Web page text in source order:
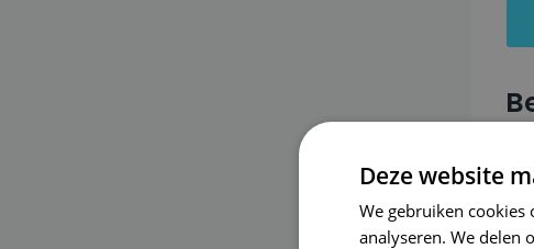
Deze website
We gebruiken
analyseren. We delen